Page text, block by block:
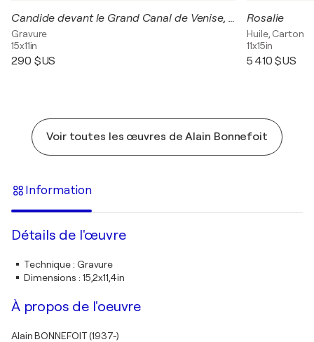
Candide devant le Grand Canal de Venise, Gravure originale signée
Gravure
15x11in
290 $US
Rosalie
Huile, Carton
11x15in
5 410 $US
Voir toutes les œuvres de Alain Bonnefoit
Information
Détails de l'œuvre
Technique: Gravure
Dimensions : 15,2x11,4in
À propos de l'oeuvre
Alain BONNEFOIT (1937-)